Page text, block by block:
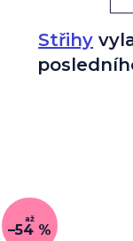
Střihy
až
–54 %